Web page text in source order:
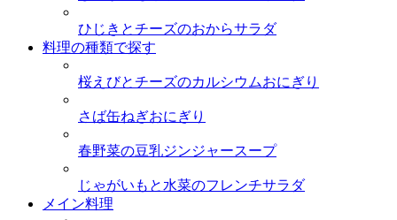
ひじきとチーズのおからサラダ
料理の種類で探す
桜えびとチーズのカルシウムおにぎり
さば缶ねぎおにぎり
春野菜の豆乳ジンジャースープ
じゃがいもと水菜のフレンチサラダ
メイン料理